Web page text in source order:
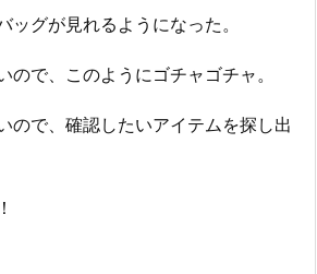
ッグが見れるようになった。
ので、このようにゴチャゴチャ。
ので、確認したいアイテムを探し出